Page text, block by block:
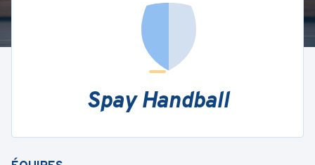
Spay Handball